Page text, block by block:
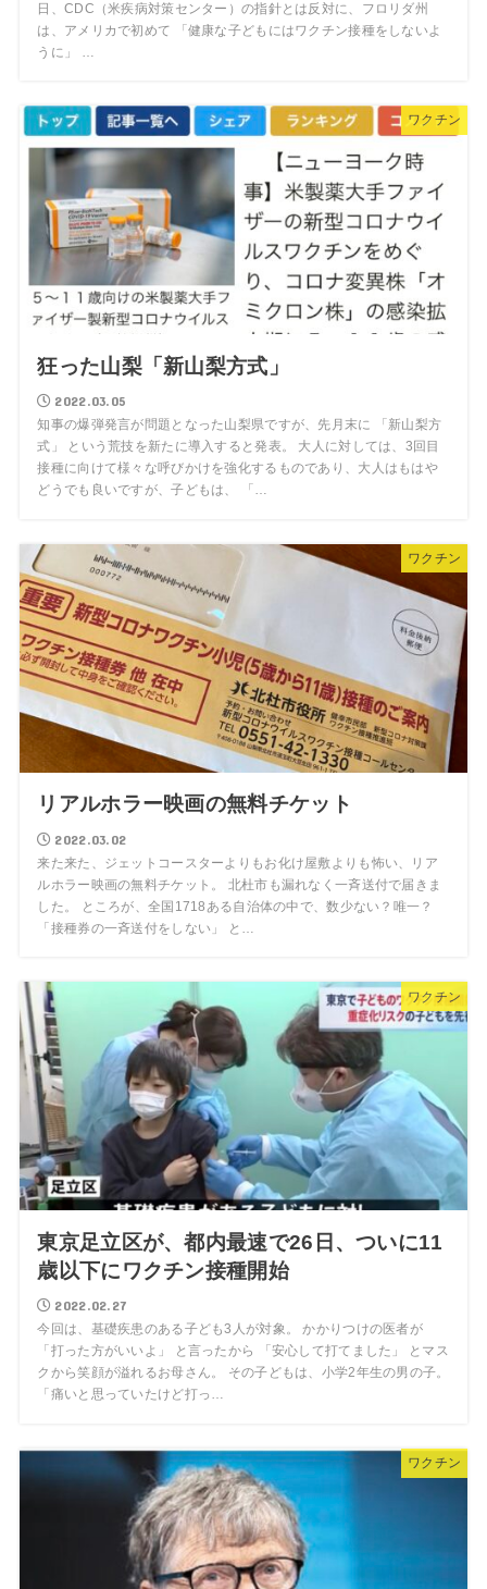
日、CDC（米疾病対策センター）の指針とは反対に、フロリダ州
は、アメリカで初めて 「健康な子どもにはワクチン接種をしないよ
うに」 …
ワクチン
狂った山梨「新山梨方式」
2022.03.05
知事の爆弾発言が問題となった山梨県ですが、先月末に 「新山梨方
式」 という荒技を新たに導入すると発表。 大人に対しては、3回目
接種に向けて様々な呼びかけを強化するものであり、大人はもはや
どうでも良いですが、子どもは、 「…
ワクチン
リアルホラー映画の無料チケット
2022.03.02
来た来た、ジェットコースターよりもお化け屋敷よりも怖い、リア
ルホラー映画の無料チケット。 北杜市も漏れなく一斉送付で届きま
した。 ところが、全国1718ある自治体の中で、数少ない？唯一？
「接種券の一斉送付をしない」 と…
ワクチン
東京足立区が、都内最速で26日、ついに11
歳以下にワクチン接種開始
2022.02.27
今回は、基礎疾患のある子ども3人が対象。 かかりつけの医者が
「打った方がいいよ」 と言ったから 「安心して打てました」 とマス
クから笑顔が溢れるお母さん。 その子どもは、小学2年生の男の子。
「痛いと思っていたけど打っ…
ワクチン